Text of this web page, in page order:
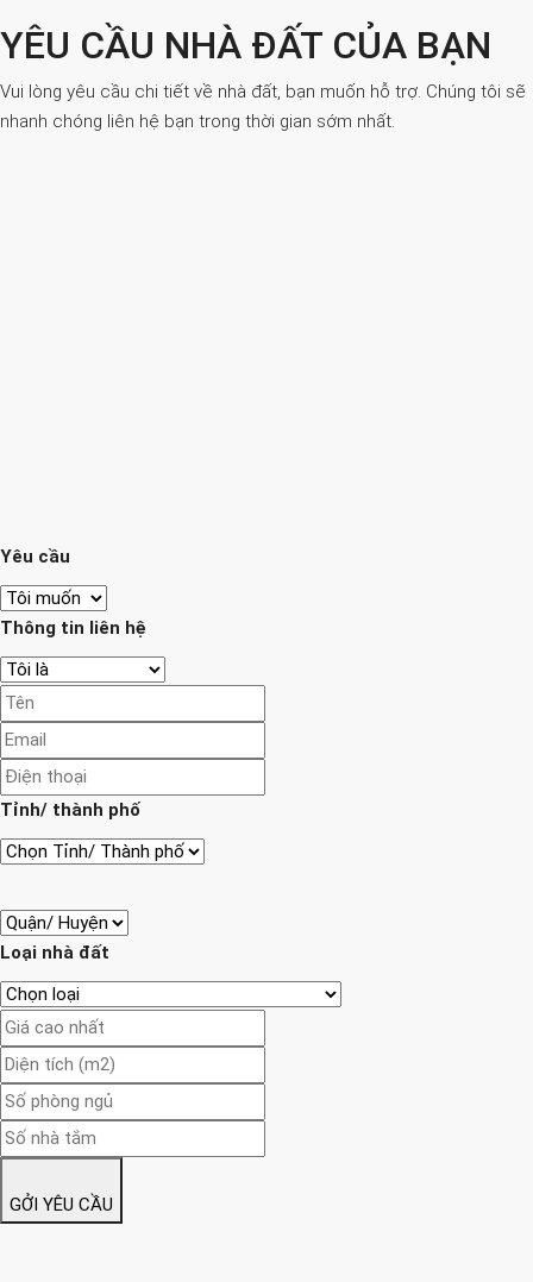
YÊU CẦU NHÀ ĐẤT CỦA BẠN
Vui lòng yêu cầu chi tiết về nhà đất, bạn muốn hỗ trợ. Chúng tôi sẽ
nhanh chóng liên hệ bạn trong thời gian sớm nhất.
Yêu cầu
Thông tin liên hệ
Tỉnh/ thành phố
Loại nhà đất
GỞI YÊU CẦU